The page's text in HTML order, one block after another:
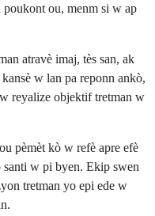
poukont ou, menm si w ap
atravè imaj, tès san, ak
w lan pa reponn ankò,
reyalize objektif tretman w
pèmèt kò w refè apre efè
santi w pi byen. Ekip swen
tretman yo epi ede w